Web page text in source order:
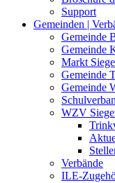
Support
Gemeinden |
Gemeinde
Gemeinde
Markt
Gemeinde
Gemeinde
WZV
Verbände
ILE-